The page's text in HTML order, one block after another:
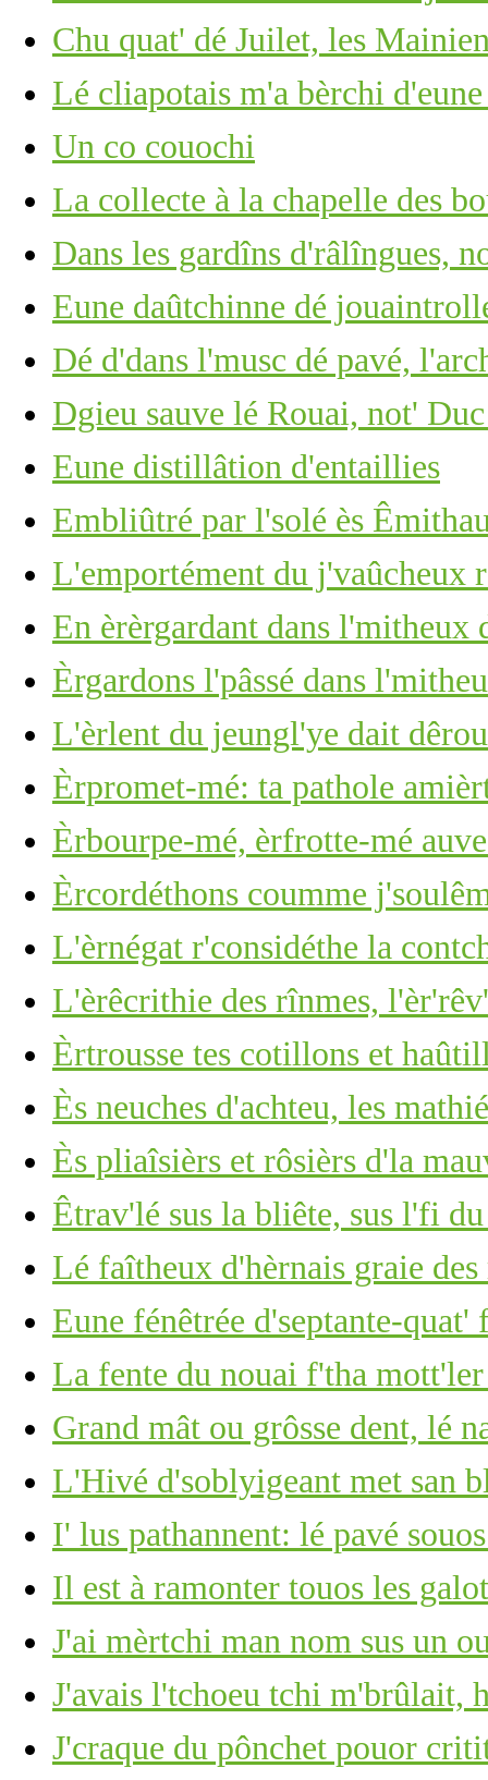
Chu quat' dé Juilet, les
Lé cliapotais m'a bèrchi
Un co couochi
La collecte à la chapelle des
Dans les gardîns d'râlîngues,
Eune daûtchinne dé
Dé d'dans l'musc dé pavé,
Dgieu sauve lé Rouai, not'
Eune distillâtion d'entaillies
Embliûtré par l'solé ès
L'emportément du j'vaûcheux
En èrèrgardant dans l'mitheux
Èrgardons l'pâssé dans
L'èrlent du jeungl'ye dait
Èrpromet-mé: ta pathole
Èrbourpe-mé, èrfrotte-mé
Èrcordéthons coumme
L'èrnégat r'considéthe la
L'èrêcrithie des rînmes,
Èrtrousse tes cotillons et
Ès neuches d'achteu, les
Ès pliaîsièrs et rôsièrs d'la
Êtrav'lé sus la bliête, sus l'fi
Lé faîtheux d'hèrnais graie des
Eune fénêtrée d'septante-quat'
La fente du nouai f'tha
Grand mât ou grôsse dent, lé
L'Hivé d'soblyigeant met san
I' lus pathannent: lé pavé
Il est à ramonter touos les
J'ai mèrtchi man nom sus un
J'avais l'tchoeu tchi m'brûlait,
J'craque du pônchet pouor